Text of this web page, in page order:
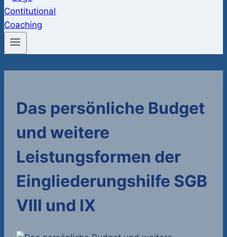
Das persönliche Budget
und weitere
Leistungsformen der
Eingliederungshilfe SGB
VIII und IX